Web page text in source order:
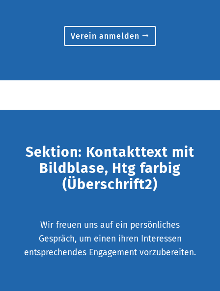
Verein anmelden
Sektion: Kontakttext mit
Bildblase, Htg farbig
(Überschrift2)
Wir freuen uns auf ein persönliches
Gespräch, um einen ihren Interessen
entsprechendes Engagement vorzubereiten.